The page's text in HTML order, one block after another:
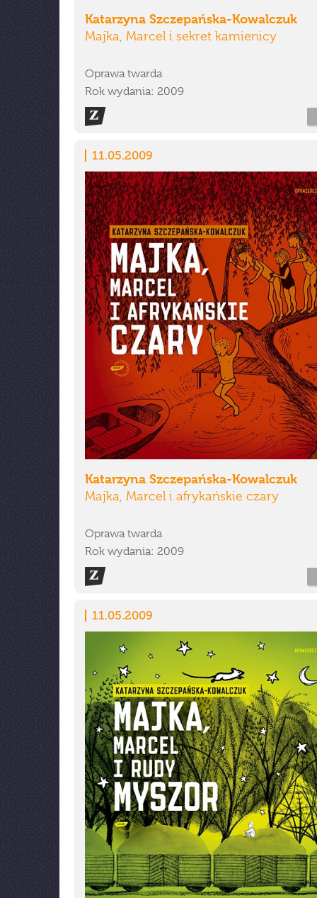
Katarzyna Szczepańska-Kowalczuk
Majka, Marcel i sekret kamienicy
Oprawa twarda
Rok wydania: 2009
11.05.2009
Katarzyna Szczepańska-Kowalczuk
Majka, Marcel i afrykańskie czary
Oprawa twarda
Rok wydania: 2009
11.05.2009